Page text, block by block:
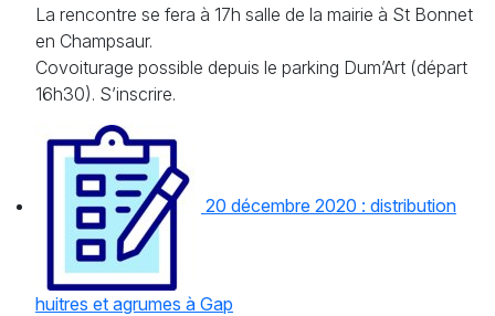
La rencontre se fera à 17h salle de la mairie à St Bonnet
en Champsaur.
Covoiturage possible depuis le parking Dum’Art (départ
16h30). S’inscrire.
20 décembre 2020 : distribution
huitres et agrumes à Gap